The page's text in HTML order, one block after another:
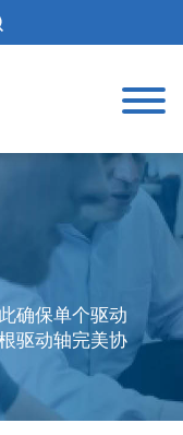
确保单个驱动
驱动轴完美协